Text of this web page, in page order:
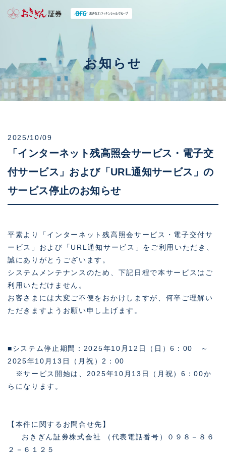
お知らせ
2025/10/09
「インターネット残高照会サービス・電子交
付サービス」および「URL通知サービス」の
サービス停止のお知らせ
平素より「インターネット残高照会サービス・電子交付サ
ービス」および「URL通知サービス」をご利用いただき、
誠にありがとうございます。
システムメンテナンスのため、下記日程で本サービスはご
利用いただけません。
お客さまには大変ご不便をおかけしますが、何卒ご理解い
ただきますようお願い申し上げます。
■システム停止期間：2025年10月12日（日）6：00 ～
2025年10月13日（月祝）2：00
※サービス開始は、2025年10月13日（月祝）6：00か
らになります。
【本件に関するお問合せ先】
おきぎん証券株式会社 （代表電話番号）０９８－８６
２－６１２５